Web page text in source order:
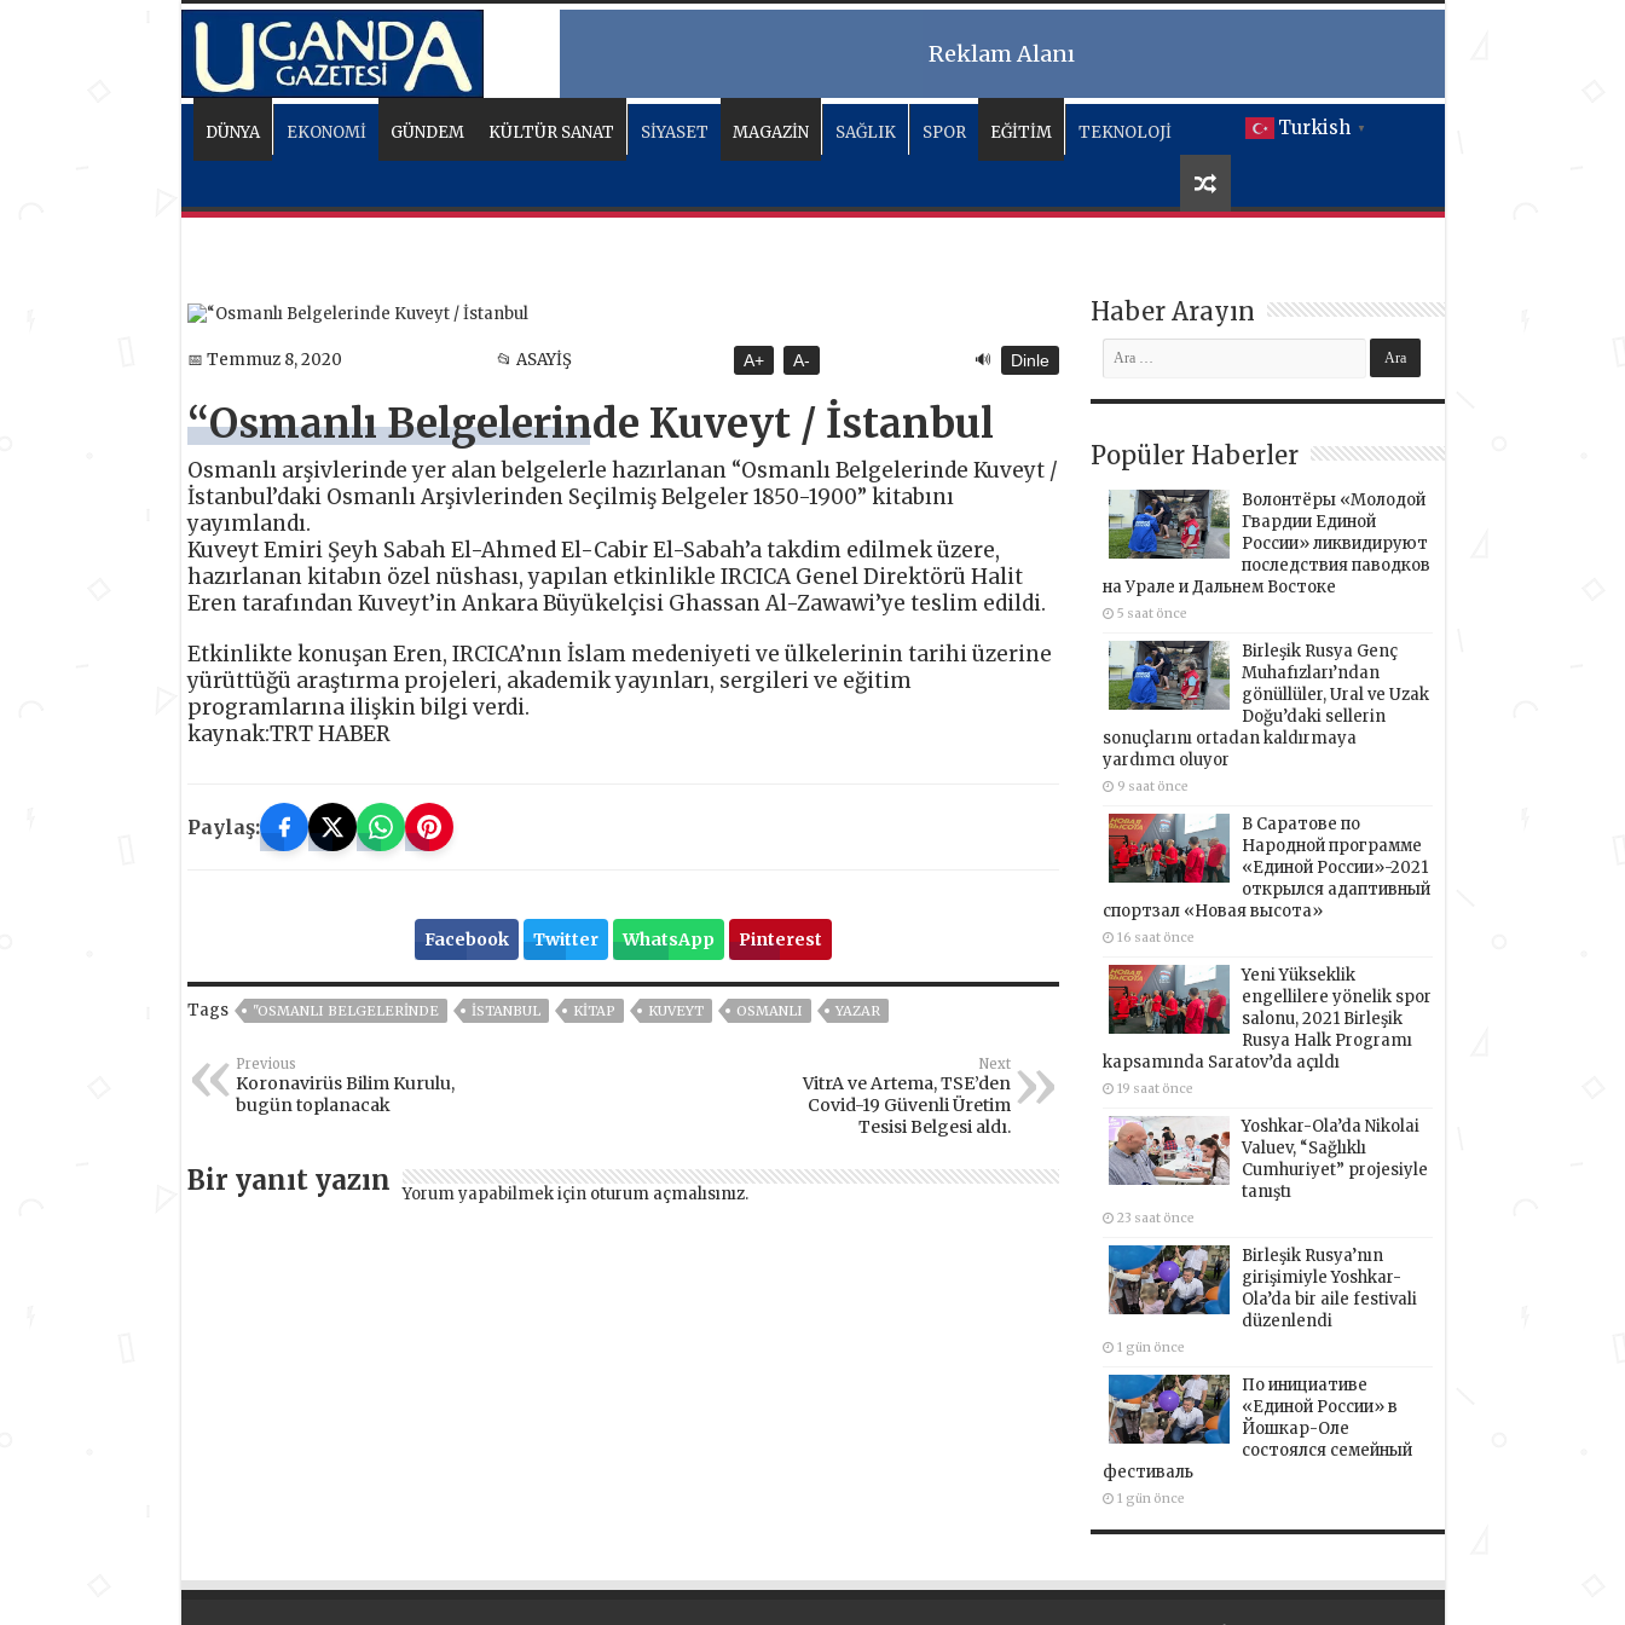
Reklam Alanı
Turkish ▼
DÜNYA EKONOMİ GÜNDEM KÜLTÜR SANAT SİYASET MAGAZİN SAĞLIK SPOR EĞİTİM TEKNOLOJİ
📅 Temmuz 8, 2020 📂 ASAYİŞ A+ A- 🔊 Dinle
“Osmanlı Belgelerinde Kuveyt / İstanbul
Osmanlı arşivlerinde yer alan belgelerle hazırlanan “Osmanlı Belgelerinde Kuveyt /
İstanbul’daki Osmanlı Arşivlerinden Seçilmiş Belgeler 1850-1900” kitabını
yayımlandı.
Kuveyt Emiri Şeyh Sabah El-Ahmed El-Cabir El-Sabah’a takdim edilmek üzere,
hazırlanan kitabın özel nüshası, yapılan etkinlikle IRCICA Genel Direktörü Halit
Eren tarafından Kuveyt’in Ankara Büyükelçisi Ghassan Al-Zawawi’ye teslim edildi.
Etkinlikte konuşan Eren, IRCICA’nın İslam medeniyeti ve ülkelerinin tarihi üzerine
yürüttüğü araştırma projeleri, akademik yayınları, sergileri ve eğitim
programlarına ilişkin bilgi verdi.
kaynak:TRT HABER
Paylaş:
Facebook Twitter WhatsApp Pinterest
Tags "OSMANLI BELGELERINDE ISTANBUL KİTAP KUVEYT OSMANLI YAZAR
Previous
Koronavirüs Bilim Kurulu,
bugün toplanacak
Next
VitrA ve Artema, TSE’den
Covid-19 Güvenli Üretim
Tesisi Belgesi aldı.
Bir yanıt yazın Yorum yapabilmek için oturum açmalısınız.
Haber Arayın
Popüler Haberler
Волонтёры «Молодой
Гвардии Единой
России» ликвидируют
последствия паводков
на Урале и Дальнем Востоке
5 saat önce
Birleşik Rusya Genç
Muhafızları’ndan
gönüllüler, Ural ve Uzak
Doğu’daki sellerin
sonuçlarını ortadan kaldırmaya
yardımcı oluyor
9 saat önce
В Саратове по
Народной программе
«Единой России»-2021
открылся адаптивный
спортзал «Новая высота»
16 saat önce
Yeni Yükseklik
engellilere yönelik spor
salonu, 2021 Birleşik
Rusya Halk Programı
kapsamında Saratov’da açıldı
19 saat önce
Yoshkar-Ola’da Nikolai
Valuev, “Sağlıklı
Cumhuriyet” projesiyle
tanıştı
23 saat önce
Birleşik Rusya’nın
girişimiyle Yoshkar-
Ola’da bir aile festivali
düzenlendi
1 gün önce
По инициативе
«Единой России» в
Йошкар-Оле
состоялся семейный
фестиваль
1 gün önce